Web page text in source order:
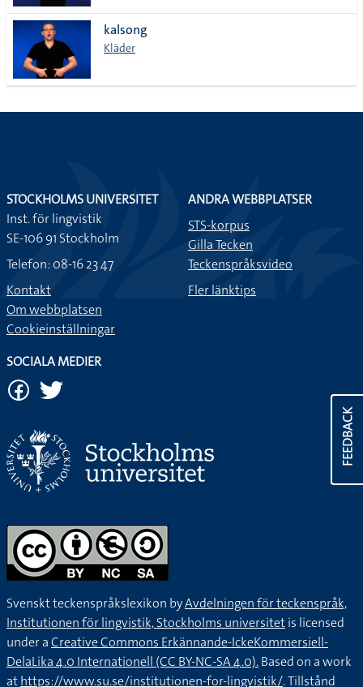
kalsong
Kläder
FEEDBACK
STOCKHOLMS UNIVERSITET
Inst. för lingvistik
SE-106 91 Stockholm
Telefon: 08-16 23 47
Kontakt
Om webbplatsen
Cookieinställningar
ANDRA WEBBPLATSER
STS-korpus
Gilla Tecken
Teckenspråksvideo
Fler länktips
SOCIALA MEDIER
Svenskt teckenspråkslexikon byAvdelningen för teckenspråk,
Institutionen för lingvistik, Stockholms universitetis licensed
under aCreative Commons Erkännande-IckeKommersiell-
DelaLika 4.0 Internationell (CC BY-NC-SA 4.0).Based on a work
athttps://www.su.se/institutionen-for-lingvistik/. Tillstånd